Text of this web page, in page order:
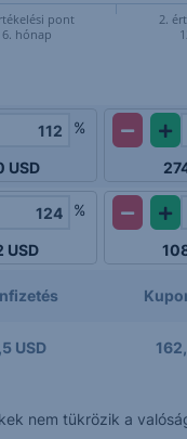
pont
6. hónap
2.
%
USD
%
USD
USD
nem tükrözik a